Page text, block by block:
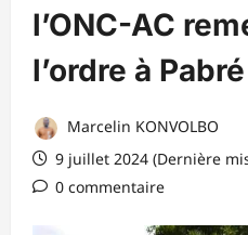
l’ONC-AC
l’ordre à
Marcelin KONVOLBO
9 juillet 2024 (Dernière
0 commentaire